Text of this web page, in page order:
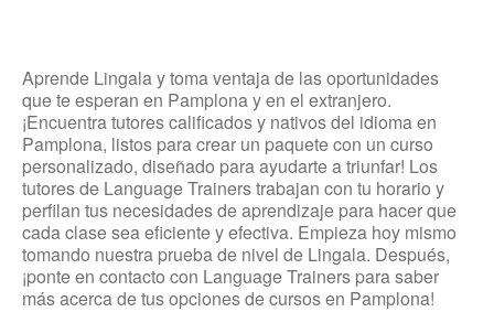
Aprende Lingala y toma ventaja de las oportunidades
que te esperan en Pamplona y en el extranjero.
¡Encuentra tutores calificados y nativos del idioma en
Pamplona, listos para crear un paquete con un curso
personalizado, diseñado para ayudarte a triunfar! Los
tutores de Language Trainers trabajan con tu horario y
perfilan tus necesidades de aprendizaje para hacer que
cada clase sea eficiente y efectiva. Empieza hoy mismo
tomando nuestra prueba de nivel de Lingala. Después,
¡ponte en contacto con Language Trainers para saber
más acerca de tus opciones de cursos en Pamplona!